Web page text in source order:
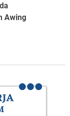
Awing